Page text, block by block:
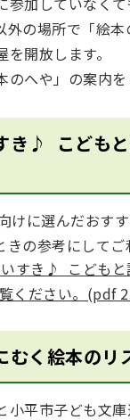
外の場所で「絵
開放します。
のへや」の案内を
き♪ こども
けに選んだおす
きの参考にしてご
すき♪ こどもと
ください。(pdf
むく絵本のリ
小平市子ども文